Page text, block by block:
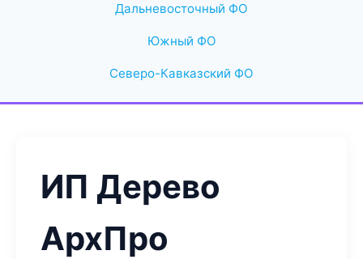
Дальневосточный ФО
Южный ФО
Северо-Кавказский ФО
ИП Дерево
АрхПро